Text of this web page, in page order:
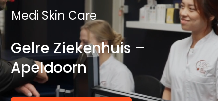
Medi Skin Care
Gelre Ziekenhuis –
Apeldoorn